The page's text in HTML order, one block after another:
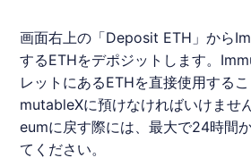
画面右上の「Deposit ETH」から
するETHをデポジットします。
レットにあるETHを直接使用する
mutableXに預けなければいけませ
eumに戻す際には、最大で24時間
てください。